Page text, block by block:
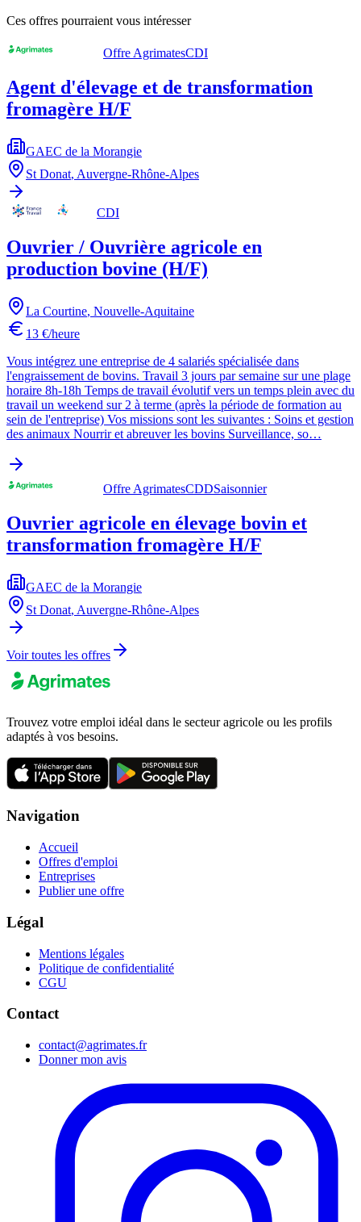
Ces offres pourraient vous intéresser
Offre AgrimatesCDI
Agent d'élevage et de transformation
fromagère H/F
GAEC de la Morangie
St Donat, Auvergne-Rhône-Alpes
CDI
Ouvrier / Ouvrière agricole en
production bovine (H/F)
La Courtine, Nouvelle-Aquitaine
13 €/heure
Vous intégrez une entreprise de 4 salariés spécialisée dans
l'engraissement de bovins. Travail 3 jours par semaine sur une plage
horaire 8h-18h Temps de travail évolutif vers un temps plein avec du
travail un weekend sur 2 à terme (après la période de formation au
sein de l'entreprise) Vos missions sont les suivantes : Soins et gestion
des animaux Nourrir et abreuver les bovins Surveillance, so…
Offre AgrimatesCDDSaisonnier
Ouvrier agricole en élevage bovin et
transformation fromagère H/F
GAEC de la Morangie
St Donat, Auvergne-Rhône-Alpes
Voir toutes les offres
Trouvez votre emploi idéal dans le secteur agricole ou les profils
adaptés à vos besoins.
Navigation
Accueil
Offres d'emploi
Entreprises
Publier une offre
Légal
Mentions légales
Politique de confidentialité
CGU
Contact
contact@agrimates.fr
Donner mon avis